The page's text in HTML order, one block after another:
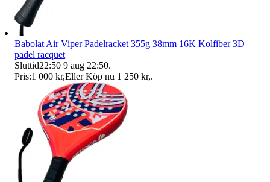
Babolat Air Viper Padelracket 355g 38mm 16K Kolfiber 3D
padel racquet
Sluttid22:50 9 aug 22:50.
Pris:1 000 kr,Eller Köp nu 1 250 kr,.